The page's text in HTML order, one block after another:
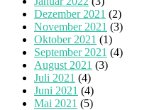
Dezember 2021 (2)
November 2021 (3)
Oktober 2021 (1)
September 2021 (4)
August 2021 (3)
Juli 2021 (4)
Juni 2021 (4)
Mai 2021 (5)